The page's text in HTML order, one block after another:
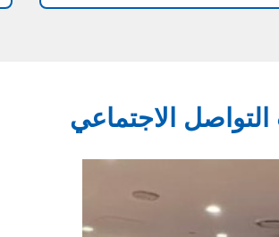
الاجتماعي